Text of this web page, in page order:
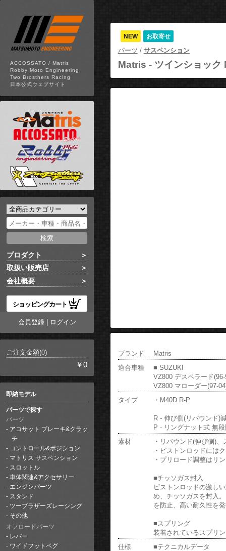
ACCOSSATO / Matris
Robby Moto Engineering
Two Brosthers Racing
日本公式ウェブサイト
プロダクト
取扱い販売店
会社概要
ショッピングカート
会員登録| ログイン
ご注文金額(0)
￥0
即納モデル
パーツで探す
パーツ
アコサット ブレーキ&クラッ
チ
コントロール&ポジション
マトリス サスペンション
スロットル
車体関連&アクセサリー
エンジンパーツ
スタンド
ツーブラザーズレーシング
その他
オフロードパーツ
レバー
ワイドフットペグ
NEW お取寄せ
パーツ / サスペンション
Matris - ツインショック
ブランド
Matris
適合車種
■ SUZUKI
VZ800 デスペラード(96-
VZ800 マローダー(97-
タイプ
・M40D R-P
R - 伸び側(リバウンド)
P - リングナット式 無
素材
・リバウンド(伸び側)
・ピストンロッドには
・プリロード調整はリ
■チッソガス封入
ピストンロッドの激し
め、チッソガスを封入
を防止、高い耐久性を
■スプリング
装着されているスプリ
仕様
■テクニカルデータ